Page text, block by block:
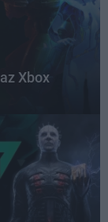
Xbox